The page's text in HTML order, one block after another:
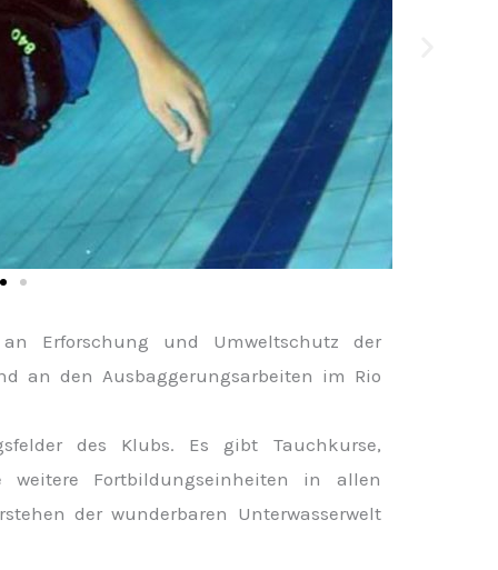
Erforschung und Umweltschutz der
an den Ausbaggerungsarbeiten im Rio
des Klubs. Es gibt Tauchkurse,
weitere Fortbildungseinheiten in allen
der wunderbaren Unterwasserwelt